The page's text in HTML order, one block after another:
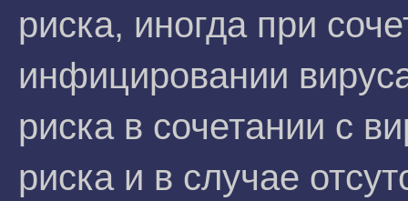
риска, иногда при
инфицировании
риска в сочетании с
риска и в случае